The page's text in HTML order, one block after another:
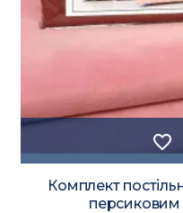
favorite_border
Комплект
персиковим